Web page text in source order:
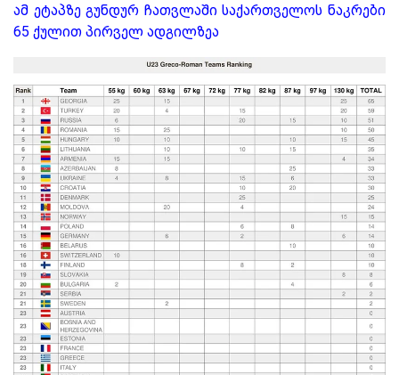
ამ ეტაპზე გუნდურ ჩათვლაში საქართველოს ნაკრები
65 ქულით პირველ ადგილზეა